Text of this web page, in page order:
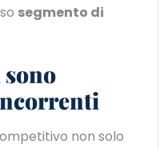
segmento di
non solo